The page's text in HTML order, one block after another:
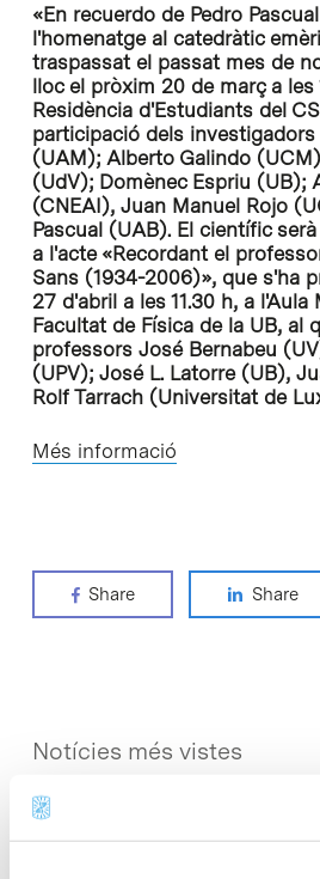
«En recuerdo de Pedro
l'homenatge al catedràtic
traspassat el passat mes de
lloc el pròxim 20 de març a les
Residència d'Estudiants del
participació dels investigadors
(UAM); Alberto Galindo
(UdV); Domènec Espriu (UB);
(CNEAI), Juan Manuel Rojo
Pascual (UAB). El científic
a l'acte «Recordant el
Sans (1934-2006)», que s'ha
27 d'abril a les 11.30 h, a l'Aula
Facultat de Física de la UB, al
professors José Bernabeu
(UPV); José L. Latorre (UB),
Rolf Tarrach (Universitat de
Més informació
Share Share
Notícies més vistes